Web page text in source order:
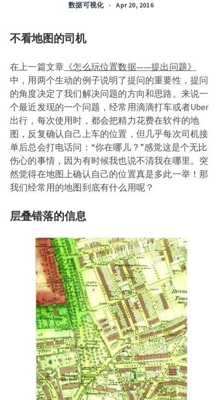
数据可视化 • Apr 20, 2016
不看地图的司机
在上一篇文章 《怎么玩位置数据——提出问题》
中，用两个生动的例子说明了提问的重要性，提问
的角度决定了我们解决问题的方向和思路。来说一
个最近发现的一个问题，经常用滴滴打车或者Uber
出行，每次使用时，都会把精力花费在软件的地
图，反复确认自己上车的位置，但几乎每次司机接
单后总会打电话问：“你在哪儿？”感觉这是个无比
伤心的事情，因为有时候我也说不清我在哪里。突
然觉得在地图上确认自己的位置真是多此一举！那
我们经常用的地图到底有什么用呢？
层叠错落的信息